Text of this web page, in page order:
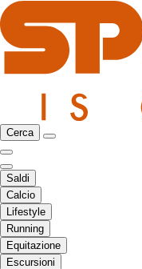
Cerca
Saldi
Calcio
Lifestyle
Running
Equitazione
Escursioni